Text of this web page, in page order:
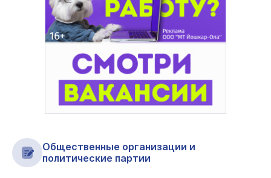
Общественные организации и
политические партии